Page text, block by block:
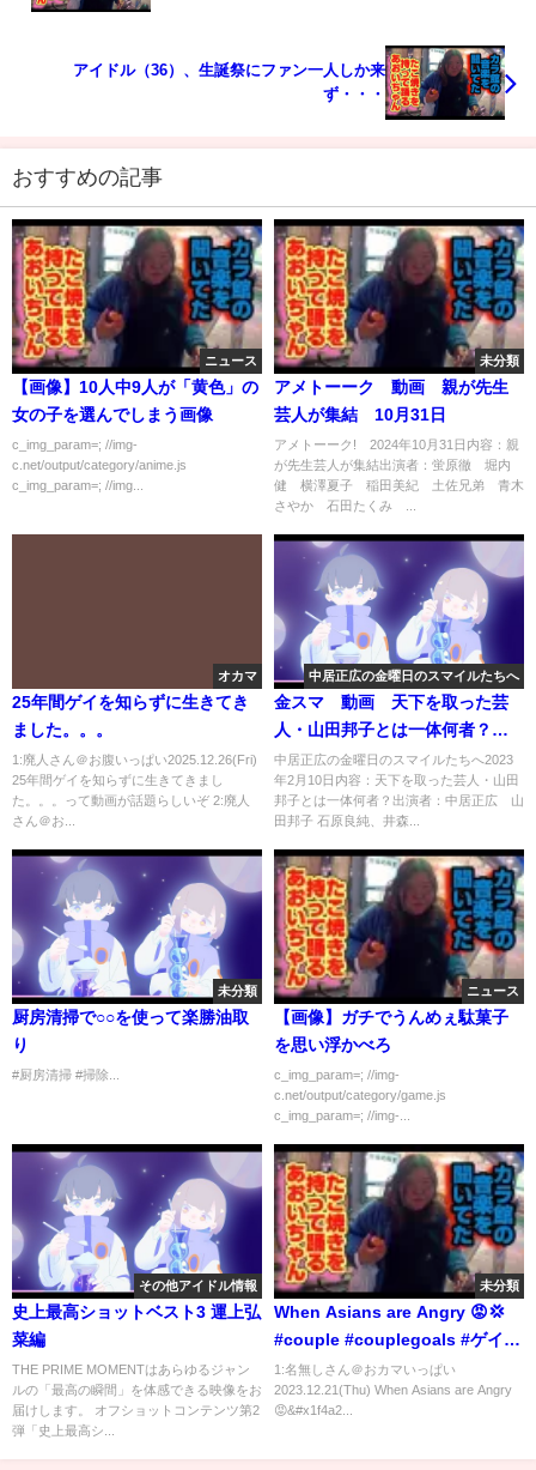
アイドル（36）、生誕祭にファン一人しか来
ず・・・
おすすめの記事
ニュース
【画像】10人中9人が「黄色」の
女の子を選んでしまう画像
c_img_param=; //img-
c.net/output/category/anime.js
c_img_param=; //img...
未分類
アメトーーク 動画 親が先生
芸人が集結 10月31日
アメトーーク! 2024年10月31日内容：親
が先生芸人が集結出演者：蛍原徹 堀内
健 横澤夏子 稲田美紀 土佐兄弟 青木
さやか 石田たくみ ...
オカマ
25年間ゲイを知らずに生きてき
ました。。。
1:廃人さん＠お腹いっぱい2025.12.26(Fri)
25年間ゲイを知らずに生きてきまし
た。。。って動画が話題らしいぞ 2:廃人
さん＠お...
中居正広の金曜日のスマイルたちへ
金スマ 動画 天下を取った芸
人・山田邦子とは一体何者？ 2
月10日
中居正広の金曜日のスマイルたちへ2023
年2月10日内容：天下を取った芸人・山田
邦子とは一体何者？出演者：中居正広 山
田邦子 石原良純、井森...
未分類
厨房清掃で○○を使って楽勝油取
り
#厨房清掃 #掃除...
ニュース
【画像】ガチでうんめぇ駄菓子
を思い浮かべろ
c_img_param=; //img-
c.net/output/category/game.js
c_img_param=; //img-...
その他アイドル情報
史上最高ショットベスト3 運上弘
菜編
THE PRIME MOMENTはあらゆるジャン
ルの「最高の瞬間」を体感できる映像をお
届けします。 オフショットコンテンツ第2
弾「史上最高シ...
未分類
When Asians are Angry 😡💢
#couple #couplegoals #ゲイカ
ップル #同性カップル
1:名無しさん＠おカマいっぱい
2023.12.21(Thu) When Asians are Angry
😡&#x1f4a2...